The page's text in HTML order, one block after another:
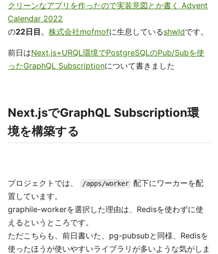
クリーンなアプリを作ったので実装意図とか書く Advent
Calendar 2022
の22日目。 株式会社mofmofに生息しているshwldです。
前日はNext.js+URQL環境でPostgreSQLのPub/Subを使
ったGraphQL Subscriptionについて書きました
Next.jsでGraphQL Subscription環
境を構築する
プロジェクトでは、 /apps/worker 配下にワーカーを配
置しています。
graphile-workerを選択した理由は、Redisを使わずに使
えるというところです。
ただこちらも、前日書いた、pg-pubsubと同様、Redisを
使ったほうが使いやすいライブラリが多いような気がしま